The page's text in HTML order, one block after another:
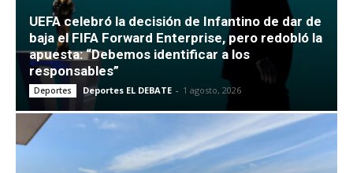
UEFA celebró la decisión de Infantino de dar de
baja el FIFA Forward Enterprise, pero redobló la
apuesta: “Debemos identificar a los
responsables”
Deportes Deportes EL DEBATE - 1 agosto, 2026